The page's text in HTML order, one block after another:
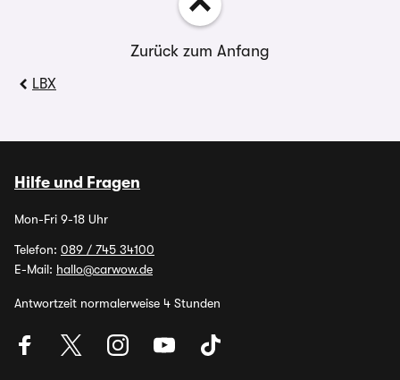
Zurück zum Anfang
LBX
Hilfe und Fragen
Mon-Fri 9-18 Uhr
Telefon: 089 / 745 34100
E-Mail: hallo@carwow.de
Antwortzeit normalerweise 4 Stunden